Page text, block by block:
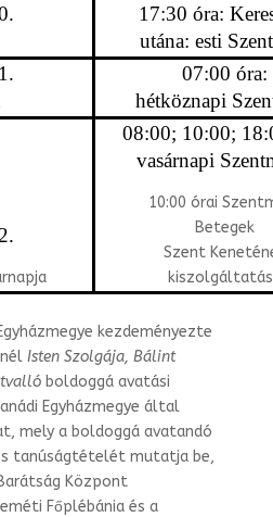
17:30 óra:
utána: esti
07:00 óra:
hétköznapi
08:00; 10:00;
vasárnapi
10:00 órai
Betegek
Szent
kezdeményezte
Isten Szolgája, Bálint
boldoggá avatási
Egyházmegye által
mely a boldoggá avatandó
tanúságtételét mutatja be,
Központ
Főplébánia és a